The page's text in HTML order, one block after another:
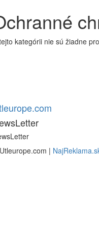
kategórii nie sú žiadne
|